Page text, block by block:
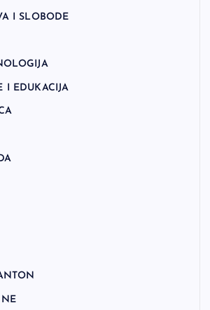
I SLOBODE
I EDUKACIJA
NE